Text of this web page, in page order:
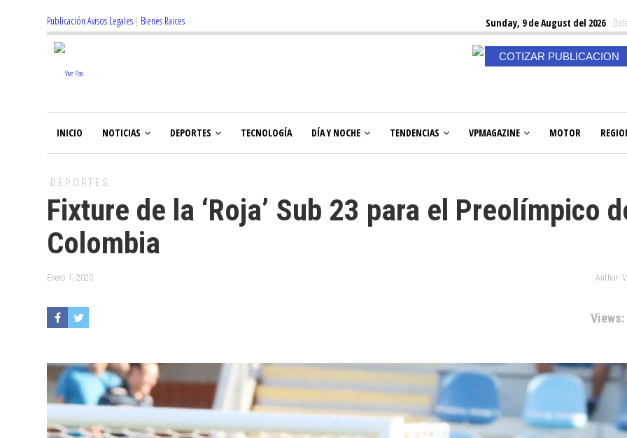
Publicación Avisos Legales | Bienes Raices Sunday, 9 de August del 2026
COTIZAR PUBLICACION
INICIO NOTICIAS DEPORTES TECNOLOGÍA DÍA Y NOCHE TENDENCIAS VPMAGAZINE MOTOR
DEPORTES
Fixture de la ‘Roja’ Sub 23 para el Preolímpico
Colombia
Enero 1, 2020 Author:
Views: